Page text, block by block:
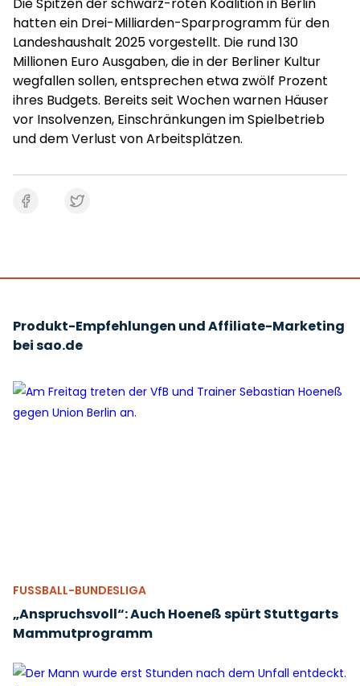
hatten ein Drei-Milliarden-Sparprogramm für den
Landeshaushalt 2025 vorgestellt. Die rund 130
Millionen Euro Ausgaben, die in der Berliner Kultur
wegfallen sollen, entsprechen etwa zwölf Prozent
ihres Budgets. Bereits seit Wochen warnen Häuser
vor Insolvenzen, Einschränkungen im Spielbetrieb
und dem Verlust von Arbeitsplätzen.
Produkt-Empfehlungen und Affiliate-Marketing
bei sao.de
FUSSBALL-BUNDESLIGA
„Anspruchsvoll“: Auch Hoeneß spürt Stuttgarts
Mammutprogramm